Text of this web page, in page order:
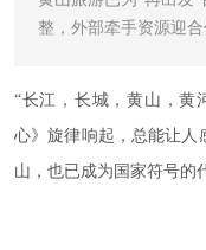
整，外部牵手资源迎合
“长江，长城，黄山，
心》旋律响起，总能让人
山，也已成为国家符号的